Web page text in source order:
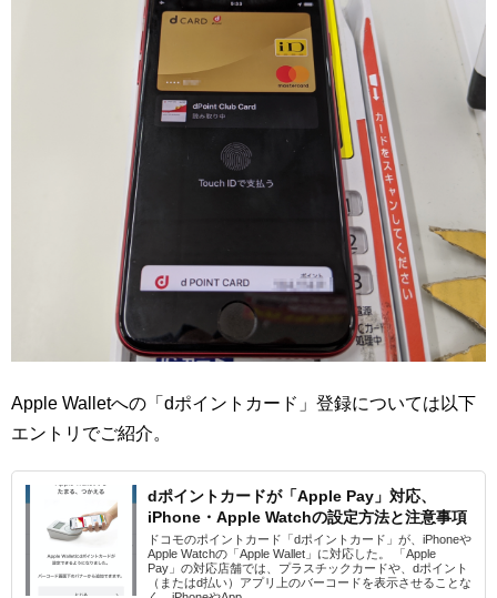
Apple Walletへの「dポイントカード」登録については以下
エントリでご紹介。
dポイントカードが「Apple Pay」対応、
iPhone・Apple Watchの設定方法と注意事項
ドコモのポイントカード「dポイントカード」が、iPhoneや
Apple Watchの「Apple Wallet」に対応した。 「Apple
Pay」の対応店舗では、プラスチックカードや、dポイント
（またはd払い）アプリ上のバーコードを表示させることな